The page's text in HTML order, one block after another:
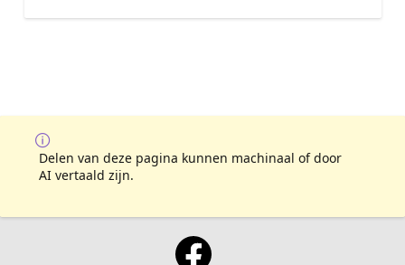
Delen van deze pagina kunnen machinaal of door
AI vertaald zijn.